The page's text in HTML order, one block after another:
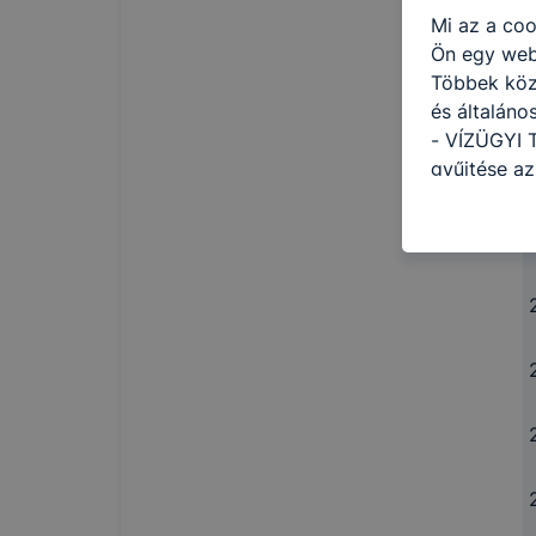
Mi az a
Ön egy
Többek
és
- VÍZÜGYI
gyűjtése
így
ismét
Felhívjuk